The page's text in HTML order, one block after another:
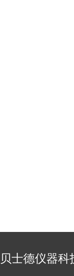
贝士德仪器科